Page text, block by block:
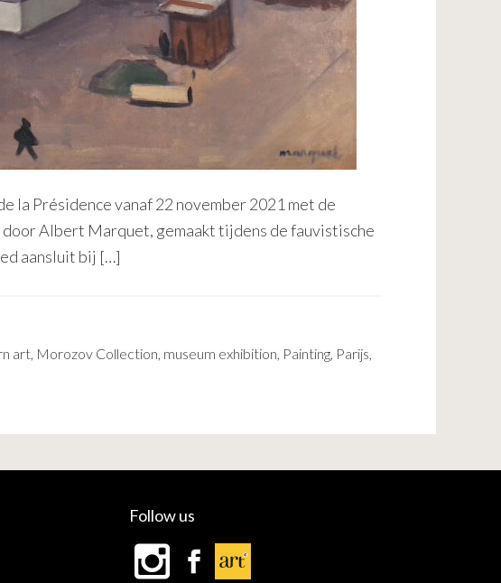
la Présidence vanaf 22 november 2021 met de
Albert Marquet, gemaakt tijdens de fauvistische
aansluit bij […]
art, Morozov Collection, museum exhibition, Painting, Parijs,
Follow us